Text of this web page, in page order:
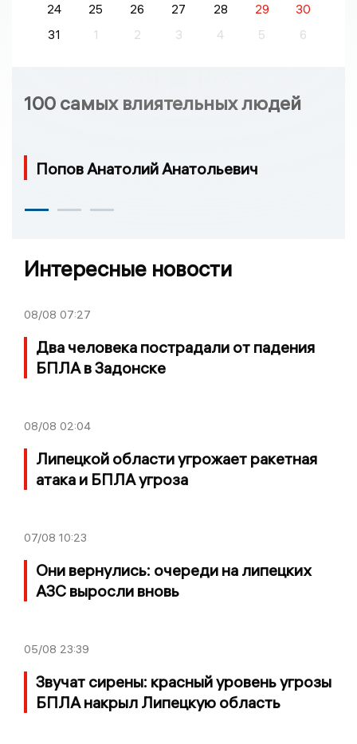
24 25 26 27 28 29
30
31
1 2 3 4 5 6
100 самых влиятельных людей
Попов Анатолий Анатольевич
Интересные новости
08/08 07:27
Два человека пострадали от падения
БПЛА в Задонске
08/08 02:04
Липецкой области угрожает ракетная
атака и БПЛА угроза
07/08 10:23
Они вернулись: очереди на липецких
АЗС выросли вновь
05/08 23:39
Звучат сирены: красный уровень угрозы
БПЛА накрыл Липецкую область